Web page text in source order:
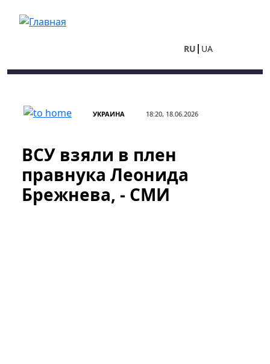
RU UA
УКРАИНА 18:20, 18.06.2026
ВСУ взяли в плен
правнука Леонида
Брежнева, - СМИ